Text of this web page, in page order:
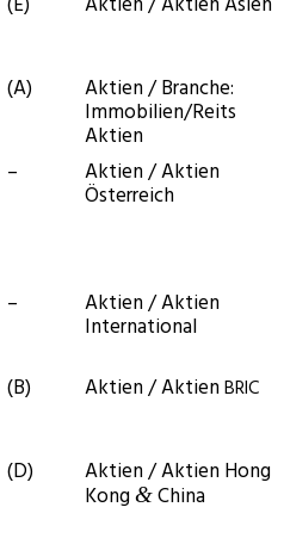
(A) Akti­en / Bran­che:
Immobilien/Reits
Aktien
– Akti­en / Akti­en
Österreich
– Akti­en / Akti­en
International
(B) Akti­en / Akti­enBRIC
(D) Akti­en / Akti­en Hong
Kong&China